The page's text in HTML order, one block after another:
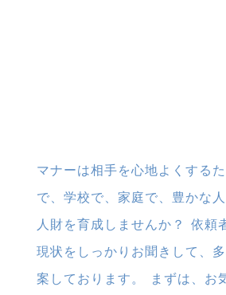
マナーは相手を心地よくする
で、学校で、家庭で、豊かな
人財を育成しませんか？ 依頼
現状をしっかりお聞きして、
案しております。 まずは、お